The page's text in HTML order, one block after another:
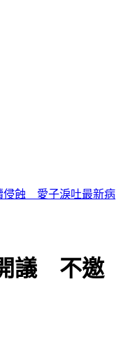
陳沂1句話酸爆陳時
議 不邀